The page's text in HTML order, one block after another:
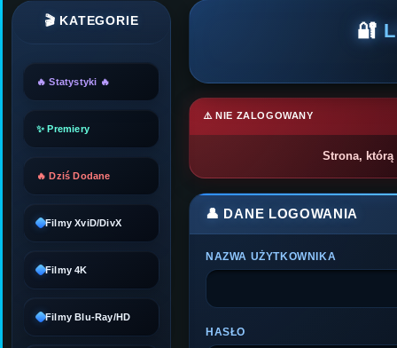
🎬 KATEGORIE
🔥 Statystyki 🔥
✨ Premiery
🔥 Dziś Dodane
Filmy XviD/DivX
Filmy 4K
Filmy Blu-Ray/HD
🔐
⚠️ NIE ZALOGOWANY
Strona,
👤 DANE LOGOWANIA
NAZWA UŻYTKOWNIKA
HASŁO